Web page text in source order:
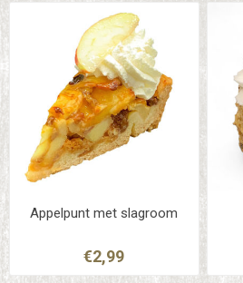
Appelpunt met slagroom
€2,99